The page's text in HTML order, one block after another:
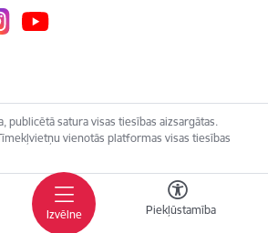
Izvēlne Piekļūstamība
satura visas tiesības aizsargātas.
vienotās platformas visas tiesības